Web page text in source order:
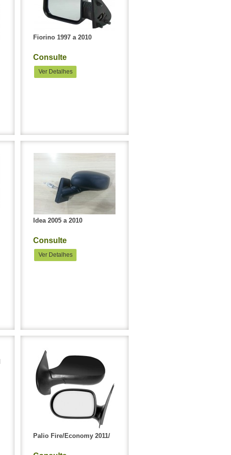
Fiorino 1997 a 2010
Consulte
Ver Detalhes
Idea 2005 a 2010
Consulte
Ver Detalhes
Palio Fire/Economy 2011/